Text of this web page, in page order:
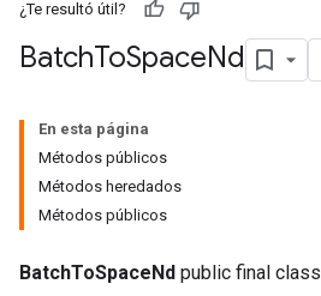
¿Te resultó útil?
BatchToSpaceNd
En esta página
Métodos públicos
Métodos heredados
Métodos públicos
BatchToSpaceNd public final class